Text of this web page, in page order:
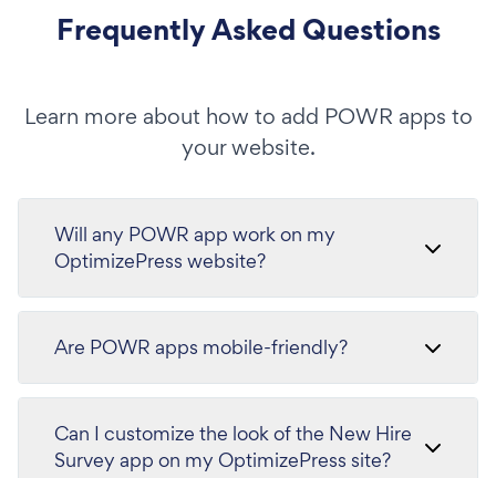
Frequently Asked Questions
Learn more about how to add POWR apps to
your website.
Will any POWR app work on my
OptimizePress website?
Are POWR apps mobile-friendly?
Can I customize the look of the New Hire
Survey app on my OptimizePress site?